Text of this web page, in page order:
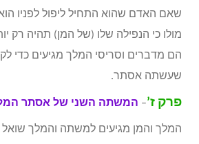
שאם האדם שהוא התחיל ליפול לפניו הוא
מולו כי הנפילה שלו (של המן) תהיה רק
הם מדברים וסריסי המלך מגיעים כדי
שעשתה אסתר.
פרק ז’– המשתה השני של אסתר
המלך והמן מגיעים למשתה והמלך